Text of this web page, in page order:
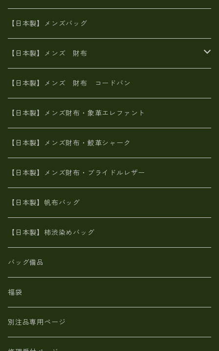
メタリック
革友禅染め
ポーテッド
革友禅染め
メタリック
ヌメ革
革友禅染め
財布ショルダー
ヌメ革
がま口財布
革友禅染め
山羊革
火山灰染め
名刺入れ・キーケース、他
財布・小物
【日本製】メンズバッグ
【日本製】メンズ 財布
象革エレファント【日本製】メンズ 財布
鮫革シャーク【日本製】メンズ 財布
ブライドルレザー【日本製】メンズ 財布
MAISON de HIROAN 【日本製】メンズ 財布
栃木レザー 【日本製】メンズ 財布
革小物・財布【日本製】メンズ レディース
【日本製】メンズ 財布 アザラシ革(シールスキン)
【日本製】メンズ 財布 コードバン
【日本製】メンズ財布・象革エレファント
【日本製】メンズ財布・鮫革シャーク
【日本製】メンズ財布・ブライドルレザー
【日本製】帆布バッグ
【日本製】柿渋染めバッグ
バッグ備品
福袋
別注品専用ページ